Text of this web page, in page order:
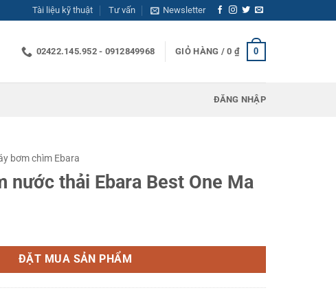
Tài liệu kỹ thuật Tư vấn Newsletter
02422.145.952 - 0912849968 GIỎ HÀNG /0 ₫ 0
ĐĂNG NHẬP
bơm chìm Ebara
nước thải Ebara Best One Ma
Best One Ma số lượng
ĐẶT MUA SẢN PHẨM